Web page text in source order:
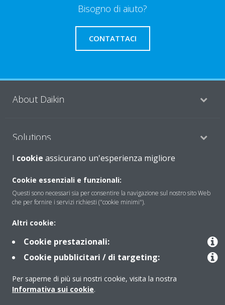
Bisogno di aiuto?
CONTATTACI
About Daikin
Solutions
Contact
Etica aziendale
Data Act
I cookie assicurano un'esperienza migliore
Cookie essenziali e funzionali:
Questi sono necessari sia per consentire la navigazione sul nostro sito Web
che per fornire i servizi richiesti ("cookie minimi").
Altri cookie:
Cookie prestazionali:
Cookie pubblicitari / di targeting:
Per saperne di più sui nostri cookie, visita la nostra
Informativa sui cookie.